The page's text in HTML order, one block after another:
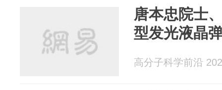
唐本忠院士
型发光液晶
高分子科学前沿